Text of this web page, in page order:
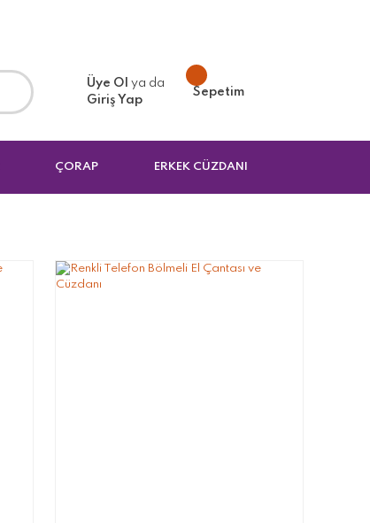
Üye Ol ya da
Giriş Yap
Sepetim
ÇORAP ERKEK CÜZDANI